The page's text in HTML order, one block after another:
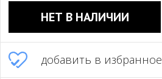
НЕТ В НАЛИЧИИ
добавить в избранное